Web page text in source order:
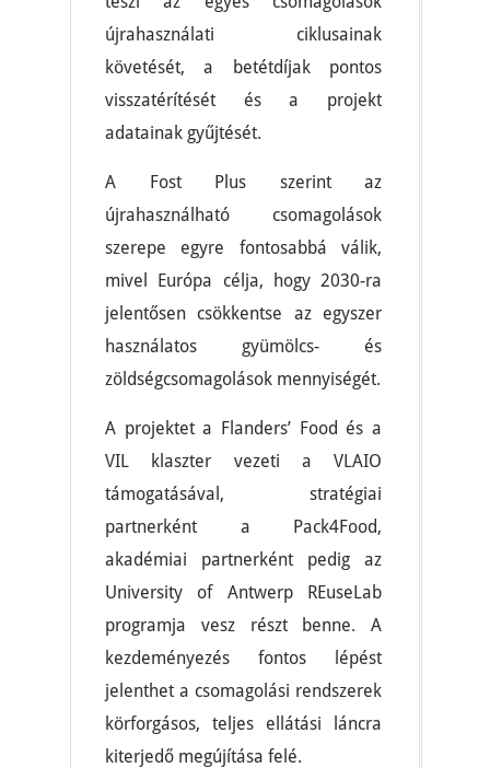
újrahasználati ciklusainak
követését, a betétdíjak pontos
visszatérítését és a projekt
adatainak gyűjtését.
A Fost Plus szerint az
újrahasználható csomagolások
szerepe egyre fontosabbá válik,
mivel Európa célja, hogy 2030-ra
jelentősen csökkentse az egyszer
használatos gyümölcs- és
zöldségcsomagolások mennyiségét.
A projektet a Flanders’ Food és a
VIL klaszter vezeti a VLAIO
támogatásával, stratégiai
partnerként a Pack4Food,
akadémiai partnerként pedig az
University of Antwerp REuseLab
programja vesz részt benne. A
kezdeményezés fontos lépést
jelenthet a csomagolási rendszerek
körforgásos, teljes ellátási láncra
kiterjedő megújítása felé.